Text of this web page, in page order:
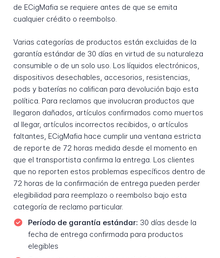
de ECigMafia se requiere antes de que se emita
cualquier crédito o reembolso.
Varias categorías de productos están excluidas de la
garantía estándar de 30 días en virtud de su naturaleza
consumible o de un solo uso. Los líquidos electrónicos,
dispositivos desechables, accesorios, resistencias,
pods y baterías no califican para devolución bajo esta
política. Para reclamos que involucran productos que
llegaron dañados, artículos confirmados como muertos
al llegar, artículos incorrectos recibidos, o artículos
faltantes, ECigMafia hace cumplir una ventana estricta
de reporte de 72 horas medida desde el momento en
que el transportista confirma la entrega. Los clientes
que no reporten estos problemas específicos dentro de
72 horas de la confirmación de entrega pueden perder
elegibilidad para reemplazo o reembolso bajo esta
categoría de reclamo particular.
Período de garantía estándar: 30 días desde la
fecha de entrega confirmada para productos
elegibles